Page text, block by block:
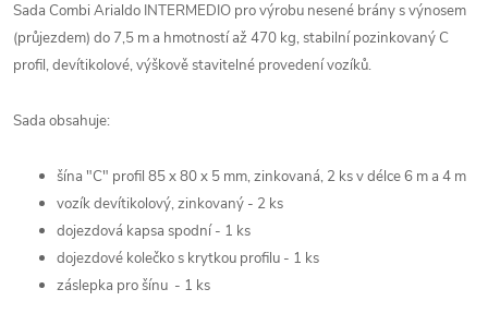
Sada Combi Arialdo INTERMEDIO pro výrobu nesené brány s výnosem
(průjezdem) do 7,5 m a hmotností až 470 kg, stabilní pozinkovaný C
profil, devítikolové, výškově stavitelné provedení vozíků.
Sada obsahuje:
šína "C" profil 85 x 80 x 5 mm, zinkovaná, 2 ks v délce 6 m a 4 m
vozík devítikolový, zinkovaný - 2 ks
dojezdová kapsa spodní - 1 ks
dojezdové kolečko s krytkou profilu - 1 ks
záslepka pro šínu - 1 ks